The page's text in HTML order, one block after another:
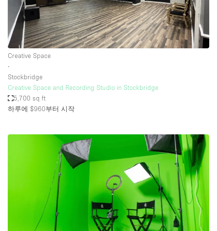
Creative Space
∙
Stockbridge
Creative Space and Recording Studio in Stockbridge
5,700 sq ft
하루에 $960부터 시작